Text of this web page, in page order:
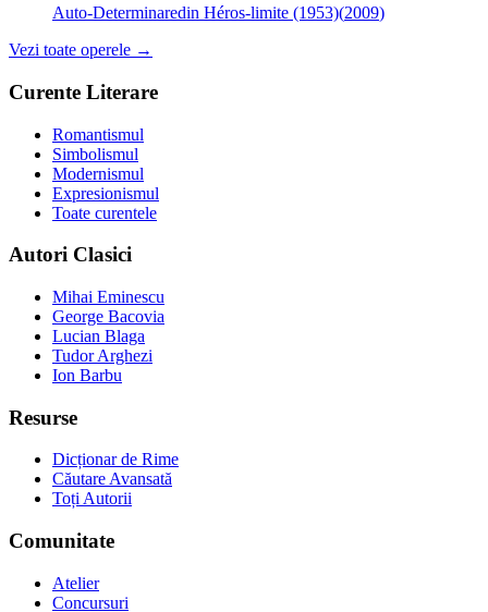
Auto-Determinaredin Héros-limite (1953)(2009)
Vezi toate operele →
Curente Literare
Romantismul
Simbolismul
Modernismul
Expresionismul
Toate curentele
Autori Clasici
Mihai Eminescu
George Bacovia
Lucian Blaga
Tudor Arghezi
Ion Barbu
Resurse
Dicționar de Rime
Căutare Avansată
Toți Autorii
Comunitate
Atelier
Concursuri